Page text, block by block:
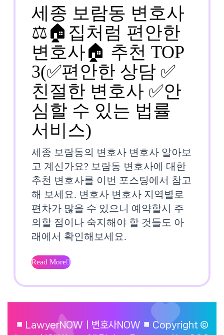
2026
NOW
세종 보람동 변호사
⚖️🏠집처럼 편안한
변호사🏠 추천 TOP
3(✅편안한 상담 ✅
친절한 변호사 ✅안
심할 수 있는 법률
서비스)
종
보
람
동
변
호
⚖️
🏠
집
세종 보람동의 변호사 변호사 알아보
고 계신가요? 보람동 변호사에 대한
추천 변호사를 이번 포스팅에서 참고
해 보세요. 변호사 변호사 지역별로
편차가 많을 수 있으니 예약할시 주
의할 점이나 숙지해야 할 것들도 아
래에서 확인해보세요.
Read More
Read
⏹︎ LawyerNOWㅣ변호사NOW ⏹︎ Copyright ©